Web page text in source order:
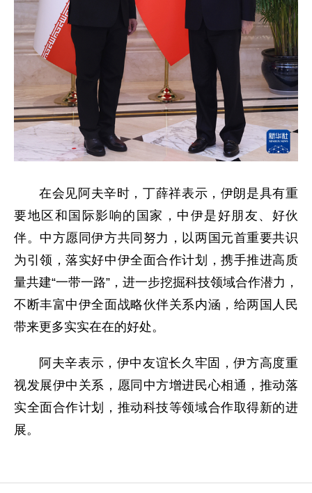
在会见阿夫辛时，丁薛祥表示，伊朗是具有重
要地区和国际影响的国家，中伊是好朋友、好伙
伴。中方愿同伊方共同努力，以两国元首重要共识
为引领，落实好中伊全面合作计划，携手推进高质
量共建“一带一路”，进一步挖掘科技领域合作潜力，
不断丰富中伊全面战略伙伴关系内涵，给两国人民
带来更多实实在在的好处。
阿夫辛表示，伊中友谊长久牢固，伊方高度重
视发展伊中关系，愿同中方增进民心相通，推动落
实全面合作计划，推动科技等领域合作取得新的进
展。